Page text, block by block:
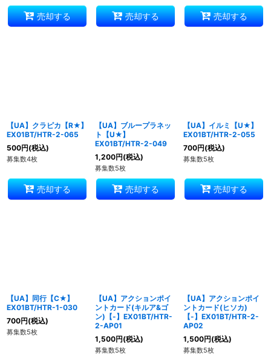
売却する 売却する 売却する
【UA】クラピカ【R★】
EX01BT/HTR-2-065
500円(税込)
募集数4枚
売却する
【UA】ブループラネッ
ト【U★】
EX01BT/HTR-2-049
1,200円(税込)
募集数5枚
売却する
【UA】イルミ【U★】
EX01BT/HTR-2-055
700円(税込)
募集数5枚
売却する
【UA】同行【C★】
EX01BT/HTR-1-030
700円(税込)
募集数5枚
【UA】アクションポイ
ントカード(キルア&ゴ
ン)【-】EX01BT/HTR-
2-AP01
1,500円(税込)
募集数5枚
【UA】アクションポイ
ントカード(ヒソカ)
【-】EX01BT/HTR-2-
AP02
1,500円(税込)
募集数5枚